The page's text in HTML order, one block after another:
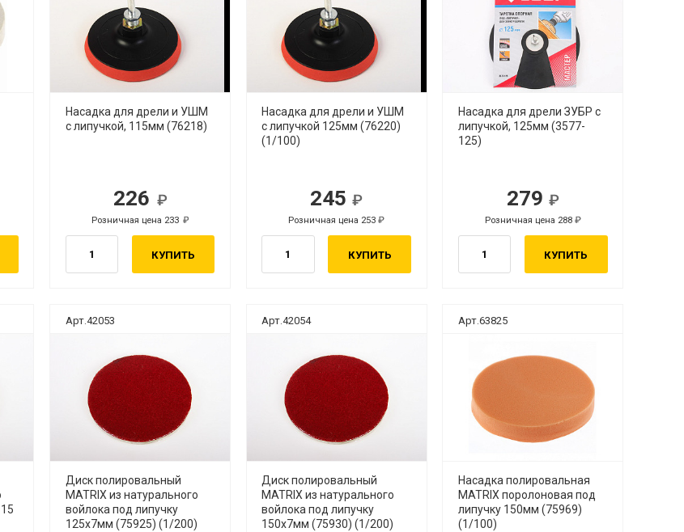
Насадка для дрели и УШМ
с липучкой, 115мм (76218)
226
Розничная цена 233
КУПИТЬ
Насадка для дрели и УШМ
с липучкой 125мм (76220)
(1/100)
245
Розничная цена 253
КУПИТЬ
Насадка для дрели ЗУБР с
липучкой, 125мм (3577-
125)
279
руб.
Розничная цена 288
руб.
КУПИТЬ
Арт.42053
Диск полировальный
MATRIX из натурального
войлока под липучку
125х7мм (75925) (1/200)
Арт.42054
Диск полировальный
MATRIX из натурального
войлока под липучку
150х7мм (75930) (1/200)
Арт.63825
Насадка полировальная
MATRIX поролоновая под
липучку 150мм (75969)
(1/100)